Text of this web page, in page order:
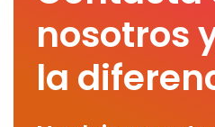
nosotros
la